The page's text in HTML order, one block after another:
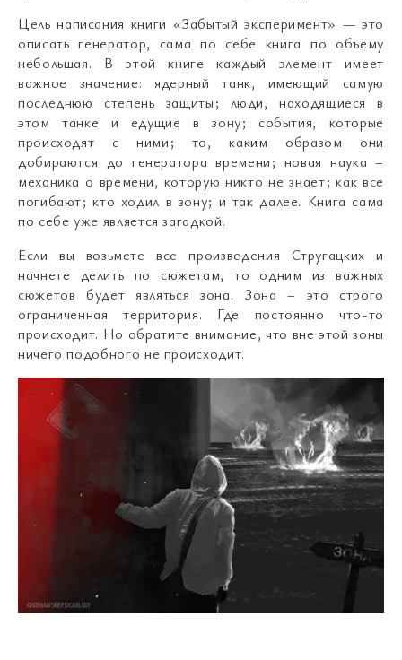
Цель написания книги «Забытый эксперимент» — это
описать генератор, сама по себе книга по объему
небольшая. В этой книге каждый элемент имеет
важное значение: ядерный танк, имеющий самую
последнюю степень защиты; люди, находящиеся в
этом танке и едущие в зону; события, которые
происходят с ними; то, каким образом они
добираются до генератора времени; новая наука –
механика о времени, которую никто не знает; как все
погибают; кто ходил в зону; и так далее. Книга сама
по себе уже является загадкой.
Если вы возьмете все произведения Стругацких и
начнете делить по сюжетам, то одним из важных
сюжетов будет являться зона. Зона – это строго
ограниченная территория. Где постоянно что-то
происходит. Но обратите внимание, что вне этой зоны
ничего подобного не происходит.